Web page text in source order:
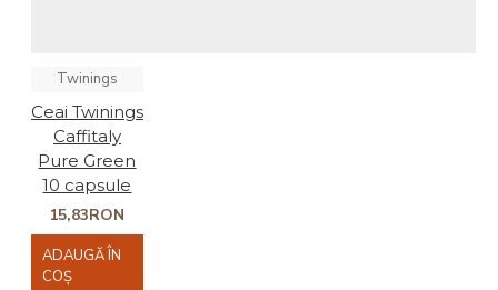
Twinings
Ceai Twinings
Caffitaly
Pure Green
10 capsule
15,83RON
ADAUGĂ ÎN
COŞ